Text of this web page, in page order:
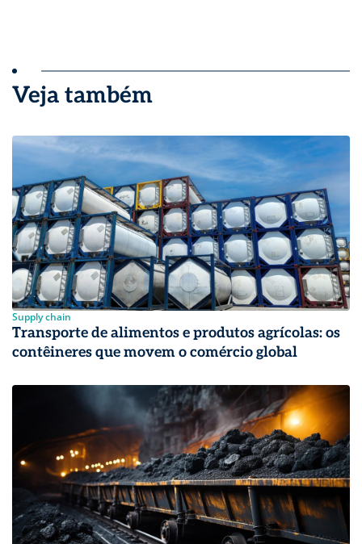
Veja também
Supply chain
Transporte de alimentos e produtos agrícolas: os
contêineres que movem o comércio global